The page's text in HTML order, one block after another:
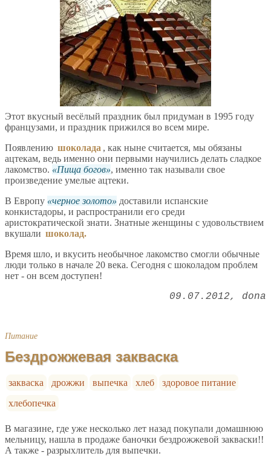
Этот вкусный весёлый праздник был придуман в 1995 году
французами, и праздник прижился во всем мире.
Появлению шоколада , как ныне считается, мы обязаны
ацтекам, ведь именно они первыми научились делать сладкое
лакомство.
Пища богов , именно так называли свое
произведение умелые ацтеки.
В Европу
черное золото
доставили испанские
конкистадоры, и распространили его среди
аристократической знати. Знатные женщины с удовольствием
вкушали шоколад.
Время шло, и вкусить необычное лакомство смогли обычные
люди только в начале 20 века. Сегодня с шоколадом проблем
нет - он всем доступен!
09.07.2012 dona
Питание
Бездрожжевая закваска
закваска дрожжи выпечка хлеб
здоровое питание
хлебопечка
В магазине, где уже несколько лет назад покупали домашнюю
мельницу, нашла в продаже баночки бездрожжевой закваски!!
А также - разрыхлитель для выпечки.